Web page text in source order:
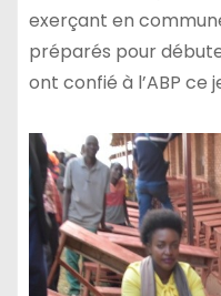
exerçant en
préparés pour
ont confié à l’ABP ce